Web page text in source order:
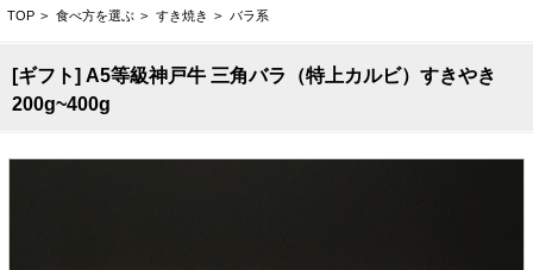
TOP > 食べ方を選ぶ > すき焼き > バラ系
[ギフト] A5等級神戸牛 三角バラ（特上カルビ）すきやき
200g~400g